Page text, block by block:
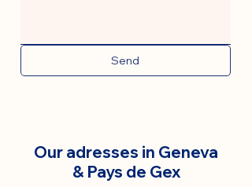
Send
Our adresses in Geneva
& Pays de Gex